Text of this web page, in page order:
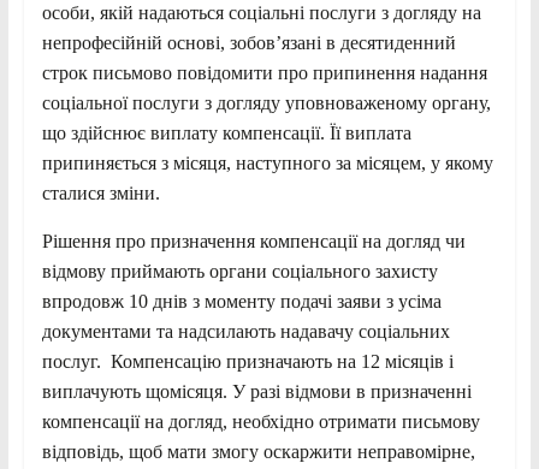
особи, якій надаються соціальні послуги з догляду на
непрофесійній основі, зобов’язані в десятиденний
строк письмово повідомити про припинення надання
соціальної послуги з догляду уповноваженому органу,
що здійснює виплату компенсації. Її виплата
припиняється з місяця, наступного за місяцем, у якому
сталися зміни.
Рішення про призначення компенсації на догляд чи
відмову приймають органи соціального захисту
впродовж 10 днів з моменту подачі заяви з усіма
документами та надсилають надавачу соціальних
послуг. Компенсацію призначають на 12 місяців і
виплачують щомісяця. У разі відмови в призначенні
компенсації на догляд, необхідно отримати письмову
відповідь, щоб мати змогу оскаржити неправомірне,